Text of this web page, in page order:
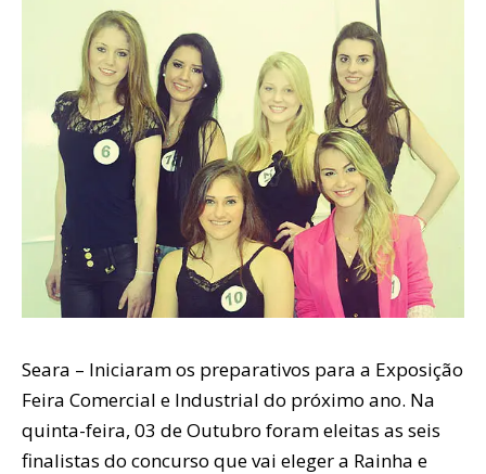
Seara – Iniciaram os preparativos para a Exposição
Feira Comercial e Industrial do próximo ano. Na
quinta-feira, 03 de Outubro foram eleitas as seis
finalistas do concurso que vai eleger a Rainha e